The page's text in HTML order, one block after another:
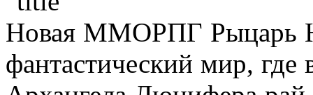
Новая ММОРПГ Рыцарь
фантастический мир, где